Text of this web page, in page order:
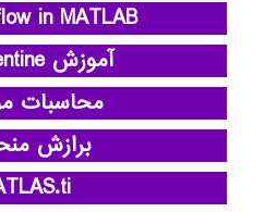
in MATLAB
آموزش clementine
محاسبات
برازش